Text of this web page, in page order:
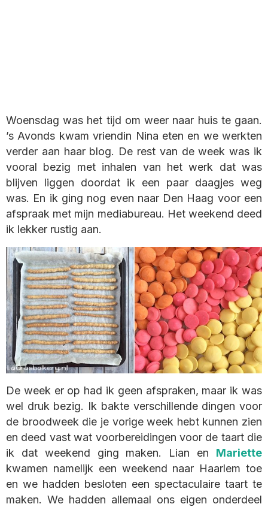
Woensdag was het tijd om weer naar huis te gaan.
’s Avonds kwam vriendin Nina eten en we werkten
verder aan haar blog. De rest van de week was ik
vooral bezig met inhalen van het werk dat was
blijven liggen doordat ik een paar daagjes weg
was. En ik ging nog even naar Den Haag voor een
afspraak met mijn mediabureau. Het weekend deed
ik lekker rustig aan.
De week er op had ik geen afspraken, maar ik was
wel druk bezig. Ik bakte verschillende dingen voor
de broodweek die je vorige week hebt kunnen zien
en deed vast wat voorbereidingen voor de taart die
ik dat weekend ging maken. Lian en Mariette
kwamen namelijk een weekend naar Haarlem toe
en we hadden besloten een spectaculaire taart te
maken. We hadden allemaal ons eigen onderdeel